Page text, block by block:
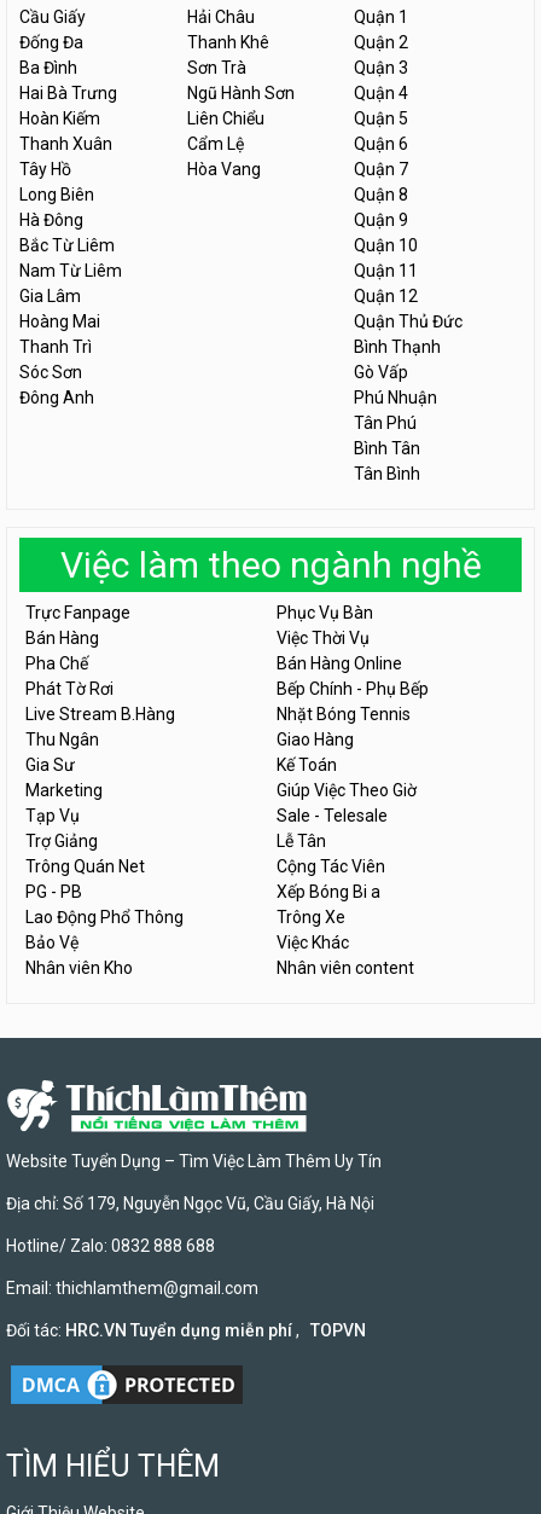
Cầu Giấy
Đống Đa
Ba Đình
Hai Bà Trưng
Hoàn Kiếm
Thanh Xuân
Tây Hồ
Long Biên
Hà Đông
Bắc Từ Liêm
Nam Từ Liêm
Gia Lâm
Hoàng Mai
Thanh Trì
Sóc Sơn
Đông Anh
Hải Châu
Thanh Khê
Sơn Trà
Ngũ Hành Sơn
Liên Chiểu
Cẩm Lệ
Hòa Vang
Quận 1
Quận 2
Quận 3
Quận 4
Quận 5
Quận 6
Quận 7
Quận 8
Quận 9
Quận 10
Quận 11
Quận 12
Quận Thủ Đức
Bình Thạnh
Gò Vấp
Phú Nhuận
Tân Phú
Bình Tân
Tân Bình
Việc làm theo ngành nghề
Trực Fanpage
Phục Vụ Bàn
Bán Hàng
Việc Thời Vụ
Pha Chế
Bán Hàng Online
Phát Tờ Rơi
Bếp Chính - Phụ Bếp
Live Stream B.Hàng
Nhặt Bóng Tennis
Thu Ngân
Giao Hàng
Gia Sư
Kế Toán
Marketing
Giúp Việc Theo Giờ
Tạp Vụ
Sale - Telesale
Trợ Giảng
Lễ Tân
Trông Quán Net
Cộng Tác Viên
PG - PB
Xếp Bóng Bi a
Lao Động Phổ Thông
Trông Xe
Bảo Vệ
Việc Khác
Nhân viên Kho
Nhân viên content
Website Tuyển Dụng – Tìm Việc Làm Thêm Uy Tín
Địa chỉ: Số 179, Nguyễn Ngọc Vũ, Cầu Giấy, Hà Nội
Hotline/ Zalo: 0832 888 688
Email: thichlamthem@gmail.com
Đối tác: HRC.VN Tuyển dụng miễn phí, TOPVN
TÌM HIỂU THÊM